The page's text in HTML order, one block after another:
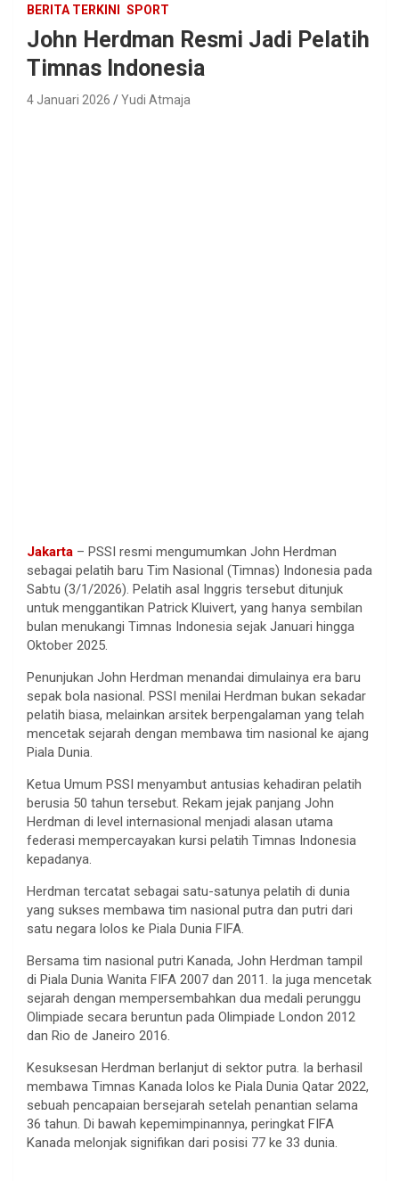
BERITA TERKINI SPORT
John Herdman Resmi Jadi Pelatih
Timnas Indonesia
4 Januari 2026 Yudi Atmaja
Jakarta – PSSI resmi mengumumkan John Herdman
sebagai pelatih baru Tim Nasional (Timnas) Indonesia pada
Sabtu (3/1/2026). Pelatih asal Inggris tersebut ditunjuk
untuk menggantikan Patrick Kluivert, yang hanya sembilan
bulan menukangi Timnas Indonesia sejak Januari hingga
Oktober 2025.
Penunjukan John Herdman menandai dimulainya era baru
sepak bola nasional. PSSI menilai Herdman bukan sekadar
pelatih biasa, melainkan arsitek berpengalaman yang telah
mencetak sejarah dengan membawa tim nasional ke ajang
Piala Dunia.
Ketua Umum PSSI menyambut antusias kehadiran pelatih
berusia 50 tahun tersebut. Rekam jejak panjang John
Herdman di level internasional menjadi alasan utama
federasi mempercayakan kursi pelatih Timnas Indonesia
kepadanya.
Herdman tercatat sebagai satu-satunya pelatih di dunia
yang sukses membawa tim nasional putra dan putri dari
satu negara lolos ke Piala Dunia FIFA.
Bersama tim nasional putri Kanada, John Herdman tampil
di Piala Dunia Wanita FIFA 2007 dan 2011. Ia juga mencetak
sejarah dengan mempersembahkan dua medali perunggu
Olimpiade secara beruntun pada Olimpiade London 2012
dan Rio de Janeiro 2016.
Kesuksesan Herdman berlanjut di sektor putra. Ia berhasil
membawa Timnas Kanada lolos ke Piala Dunia Qatar 2022,
sebuah pencapaian bersejarah setelah penantian selama
36 tahun. Di bawah kepemimpinannya, peringkat FIFA
Kanada melonjak signifikan dari posisi 77 ke 33 dunia.